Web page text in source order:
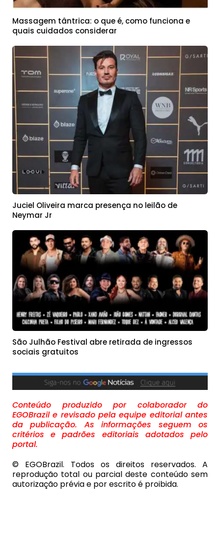
Massagem tântrica: o que é, como funciona e
quais cuidados considerar
Juciel Oliveira marca presença no leilão de
Neymar Jr
São Julhão Festival abre retirada de ingressos
sociais gratuitos
Conteúdo produzido por colaborador do
EGOBrazil e revisado pela equipe editorial antes
da publicação. As informações seguem os
critérios e padrões editoriais adotados pelo
portal.
© EGOBrazil. Todos os direitos reservados. A
reprodução total ou parcial deste conteúdo sem
autorização prévia e por escrito é proibida.